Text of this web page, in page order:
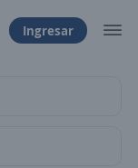
Ingresar